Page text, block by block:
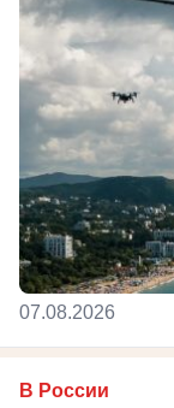
07.08.2026
В России